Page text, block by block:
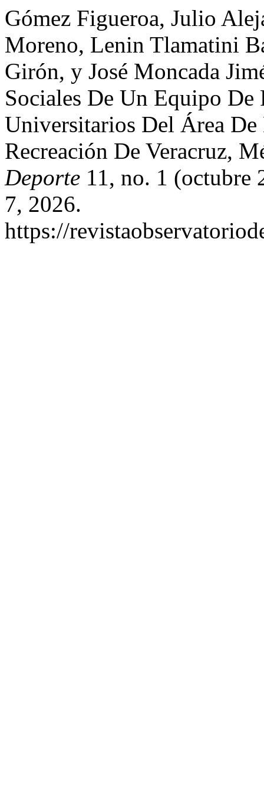
Gómez Figueroa, Julio
Moreno, Lenin Tlamatini
Girón, y José Moncada
Sociales De Un Equipo
Universitarios Del Área
Recreación De Veracruz,
Deporte 11, no. 1 (octubre
7, 2026.
https://